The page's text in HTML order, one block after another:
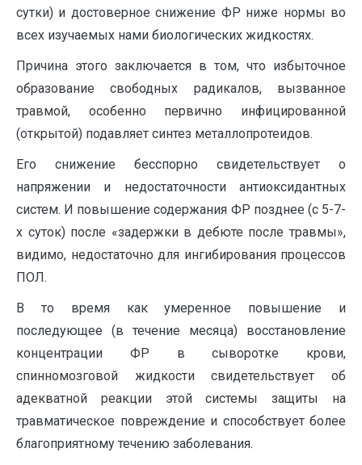
сутки) и достоверное снижение ФР ниже нормы во
всех изучаемых нами биологических жидкостях.
Причина этого заключается в том, что избыточное
образование свободных радикалов, вызванное
травмой, особенно первично инфицированной
(открытой) подавляет синтез металлопротеидов.
Его снижение бесспорно свидетельствует о
напряжении и недостаточности антиоксидантных
систем. И повышение содержания ФР позднее (с 5-7-
х суток) после «задержки в дебюте после травмы»,
видимо, недостаточно для ингибирования процессов
ПОЛ.
В то время как умеренное повышение и
последующее (в течение месяца) восстановление
концентрации ФР в сыворотке крови,
спинномозговой жидкости свидетельствует об
адекватной реакции этой системы защиты на
травматическое повреждение и способствует более
благоприятному течению заболевания.